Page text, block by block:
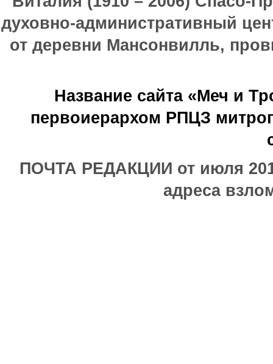
духовно-административный
от деревни Мансонвилль,
Название сайта «Меч и
первоиерархом РПЦЗ
ПОЧТА РЕДАКЦИИ от июля
адреса